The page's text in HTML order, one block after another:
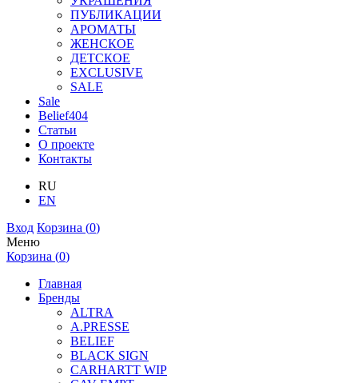
ПУБЛИКАЦИИ
АРОМАТЫ
ЖЕНСКОЕ
ДЕТСКОЕ
EXCLUSIVE
SALE
Sale
Belief404
Статьи
О проекте
Контакты
RU
EN
Вход Корзина (0)
Меню
Корзина (0)
Главная
Бренды
ALTRA
A.PRESSE
BELIEF
BLACK SIGN
CARHARTT WIP